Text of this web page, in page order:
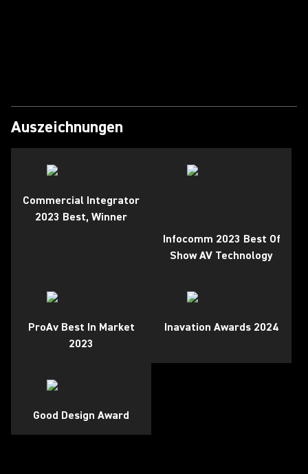
Auszeichnungen
Commercial Integrator
2023 Best, Winner
Infocomm 2023 Best Of
Show AV Technology
ProAv Best In Market
2023
Inavation Awards 2024
Good Design Award